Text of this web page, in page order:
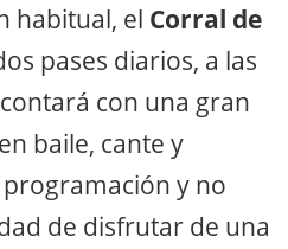
habitual, el Corral de
pases diarios, a las
con una gran
baile, cante y
y no
de disfrutar de una